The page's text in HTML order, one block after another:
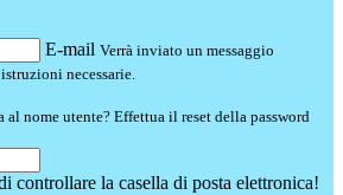
E-mail Verrà inviato un messaggio
necessarie.
al nome utente? Effettua il reset della password
controllare la casella di posta elettronica!